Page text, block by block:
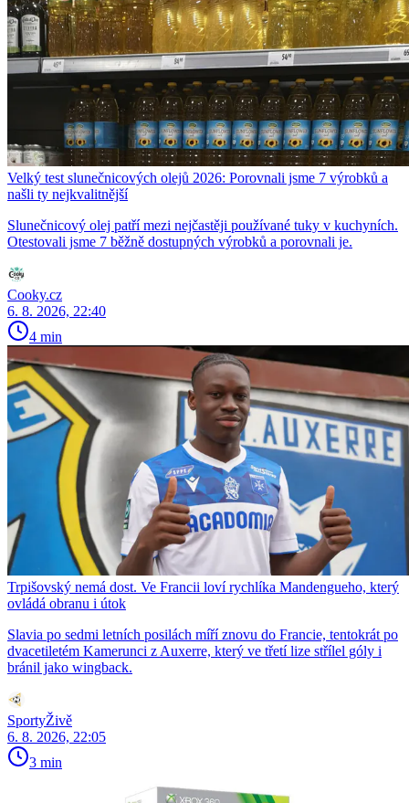
Velký test slunečnicových olejů 2026: Porovnali jsme 7 výrobků a
našli ty nejkvalitnější
Slunečnicový olej patří mezi nejčastěji používané tuky v kuchyních.
Otestovali jsme 7 běžně dostupných výrobků a porovnali je.
Cooky.cz
6. 8. 2026, 22:40
4 min
Trpišovský nemá dost. Ve Francii loví rychlíka Mandengueho, který
ovládá obranu i útok
Slavia po sedmi letních posilách míří znovu do Francie, tentokrát po
dvacetiletém Kamerunci z Auxerre, který ve třetí lize střílel góly i
bránil jako wingback.
SportyŽivě
6. 8. 2026, 22:05
3 min